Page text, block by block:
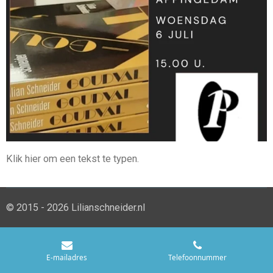
Klik hier om een tekst te typen.
© 2015 - 2026 Lilianschneider.nl
E-mailadres Telefoonnummer